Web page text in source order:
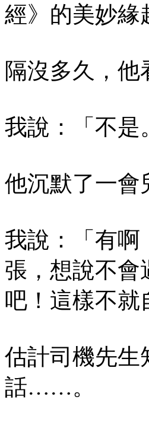
經》的美妙緣
隔沒多久，
我說：「不是
他沉默了一會
我說：「有啊
張，想說不會
吧！這樣不就
估計司機先生
話……。